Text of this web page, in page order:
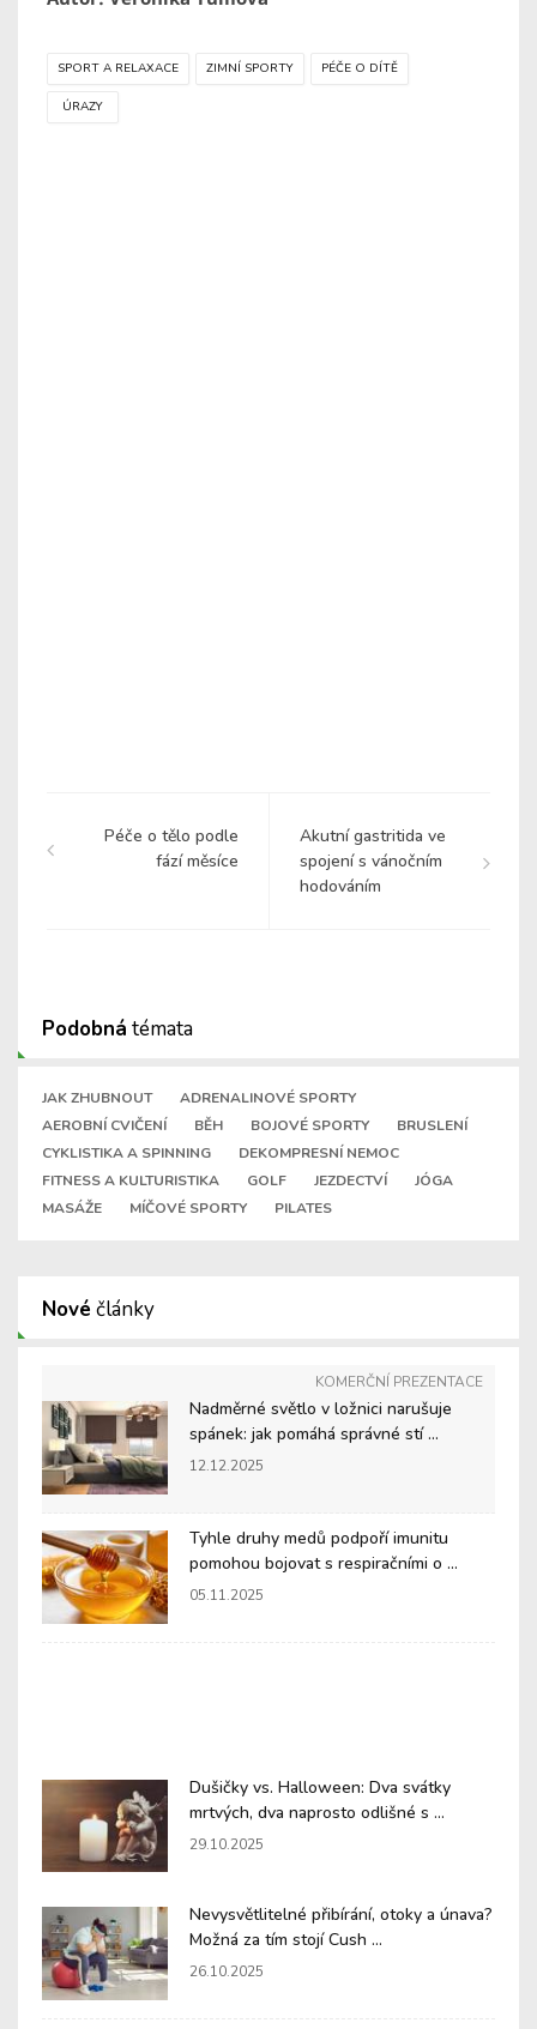
SPORT A RELAXACE ZIMNÍ SPORTY PÉČE O DÍTĚ
ÚRAZY
Péče o tělo podle
fází měsíce
Akutní gastritida ve
spojení s vánočním
hodováním
Podobná témata
JAK ZHUBNOUT
ADRENALINOVÉ SPORTY
AEROBNÍ CVIČENÍ
BĚH BOJOVÉ SPORTY
BRUSLENÍ
CYKLISTIKA A SPINNING
DEKOMPRESNÍ NEMOC
FITNESS A KULTURISTIKA
GOLF JEZDECTVÍ
JÓGA
MASÁŽE
MÍČOVÉ SPORTY PILATES
Nové články
KOMERČNÍ PREZENTACE
Nadměrné světlo v ložnici narušuje
spánek: jak pomáhá správné stí ...
12.12.2025
Tyhle druhy medů podpoří imunitu
pomohou bojovat s respiračními o ...
05.11.2025
Dušičky vs. Halloween: Dva svátky
mrtvých, dva naprosto odlišné s ...
29.10.2025
Nevysvětlitelné přibírání, otoky a únava?
Možná za tím stojí Cush ...
26.10.2025